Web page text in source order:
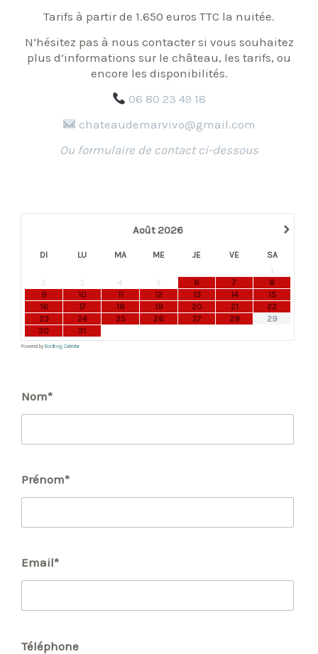
Tarifs à partir de 1.650 euros TTC la nuitée.
N’hésitez pas à nous contacter si vous souhaitez
plus d’informations sur le château, les tarifs, ou
encore les disponibilités.
06 80 23 49 18
chateaudemarvivo@gmail.com
Ou formulaire de contact ci-dessous
›
Août2026
DI LU MA ME JE VE
SA
1
2
3 4 5 6 7
8
9
10 11 12 13 14
15
16
17 18 19 20 21
22
23
24 25 26 27 28
29
30
31
Powered by Booking Calendar
Nom*
Prénom*
Email*
Téléphone